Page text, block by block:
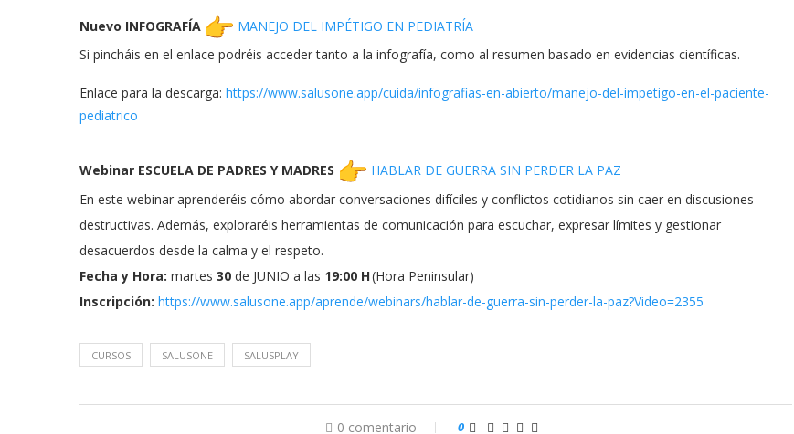
Nuevo INFOGRAFÍA
MANEJO DEL IMPÉTIGO EN PEDIATRÍA
Si pincháis en el enlace podréis acceder tanto a la infografía, como al resumen basado en evidencias científicas.
Enlace para la descarga: https://www.salusone.app/cuida/infografias-en-abierto/manejo-del-impetigo-en-el-paciente-
pediatrico
Webinar ESCUELA DE PADRES Y MADRES
HABLAR DE GUERRA SIN PERDER LA PAZ
En este webinar aprenderéis cómo abordar conversaciones difíciles y conflictos cotidianos sin caer en discusiones
destructivas. Además, exploraréis herramientas de comunicación para escuchar, expresar límites y gestionar
desacuerdos desde la calma y el respeto.
Fecha y Hora: martes 30 de JUNIO a las 19:00 H(Hora Peninsular)
Inscripción: https://www.salusone.app/aprende/webinars/hablar-de-guerra-sin-perder-la-paz?Video=2355
CURSOS SALUSONE SALUSPLAY
0 comentario 0